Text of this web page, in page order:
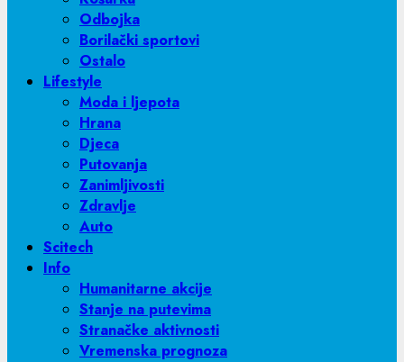
Odbojka
Borilački sportovi
Ostalo
Lifestyle
Moda i ljepota
Hrana
Djeca
Putovanja
Zanimljivosti
Zdravlje
Auto
Scitech
Info
Humanitarne akcije
Stanje na putevima
Stranačke aktivnosti
Vremenska prognoza